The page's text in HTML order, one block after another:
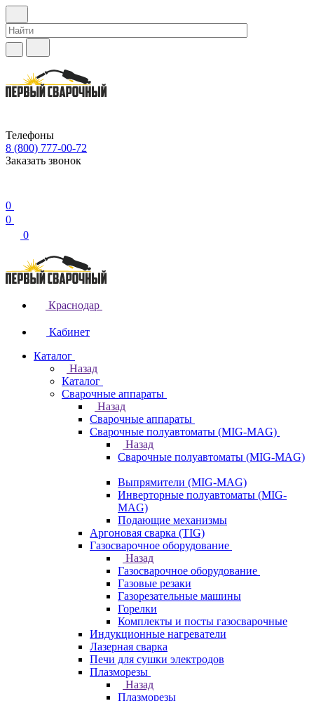
Телефоны
8 (800) 777-00-72
Заказать звонок
0
0
0
Краснодар
Кабинет
Каталог
Назад
Каталог
Сварочные аппараты
Назад
Сварочные аппараты
Сварочные полуавтоматы (MIG-MAG)
Назад
Сварочные полуавтоматы (MIG-MAG)
Выпрямители (MIG-MAG)
Инверторные полуавтоматы (MIG-
MAG)
Подающие механизмы
Аргоновая сварка (TIG)
Газосварочное оборудование
Назад
Газосварочное оборудование
Газовые резаки
Газорезательные машины
Горелки
Комплекты и посты газосварочные
Индукционные нагреватели
Лазерная сварка
Печи для сушки электродов
Плазморезы
Назад
Плазморезы